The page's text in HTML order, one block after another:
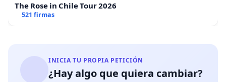
The Rose in Chile Tour 2026
521 firmas
INICIA TU PROPIA PETICIÓN
¿Hay algo que quiera cambiar?